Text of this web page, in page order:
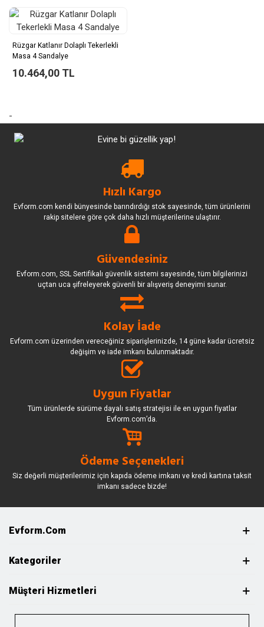
Rüzgar Katlanır Dolaplı Tekerlekli
Masa 4 Sandalye
10.464,00 TL
-
Hızlı Kargo
Evform.com kendi bünyesinde barındırdığı stok sayesinde, tüm ürünlerini
rakip sitelere göre çok daha hızlı müşterilerine ulaştırır.
Güvendesiniz
Evform.com, SSL Sertifikalı güvenlik sistemi sayesinde, tüm bilgilerinizi
uçtan uca şifreleyerek güvenli bir alışveriş deneyimi sunar.
Kolay İade
Evform.com üzerinden vereceğiniz siparişlerinizde, 14 güne kadar ücretsiz
değişim ve iade imkanı bulunmaktadır.
Uygun Fiyatlar
Tüm ürünlerde sürüme dayalı satış stratejisi ile en uygun fiyatlar
Evform.com’da.
Ödeme Seçenekleri
Siz değerli müşterilerimiz için kapıda ödeme imkanı ve kredi kartına taksit
imkanı sadece bizde!
Evform.com
Kategoriler
Müşteri Hizmetleri